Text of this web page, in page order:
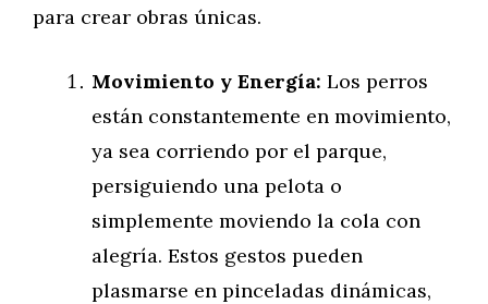
para crear obras únicas.
Movimiento y Energía: Los perros
están constantemente en movimiento,
ya sea corriendo por el parque,
persiguiendo una pelota o
simplemente moviendo la cola con
alegría. Estos gestos pueden
plasmarse en pinceladas dinámicas,